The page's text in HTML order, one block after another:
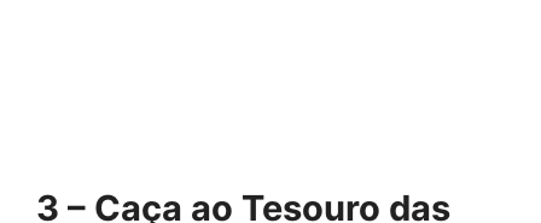
3 – Caça ao Tesouro das